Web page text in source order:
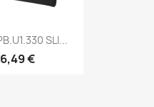
SLI...
€